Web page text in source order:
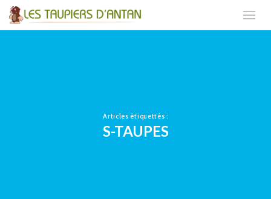
Articles étiquettés :
S-TAUPES